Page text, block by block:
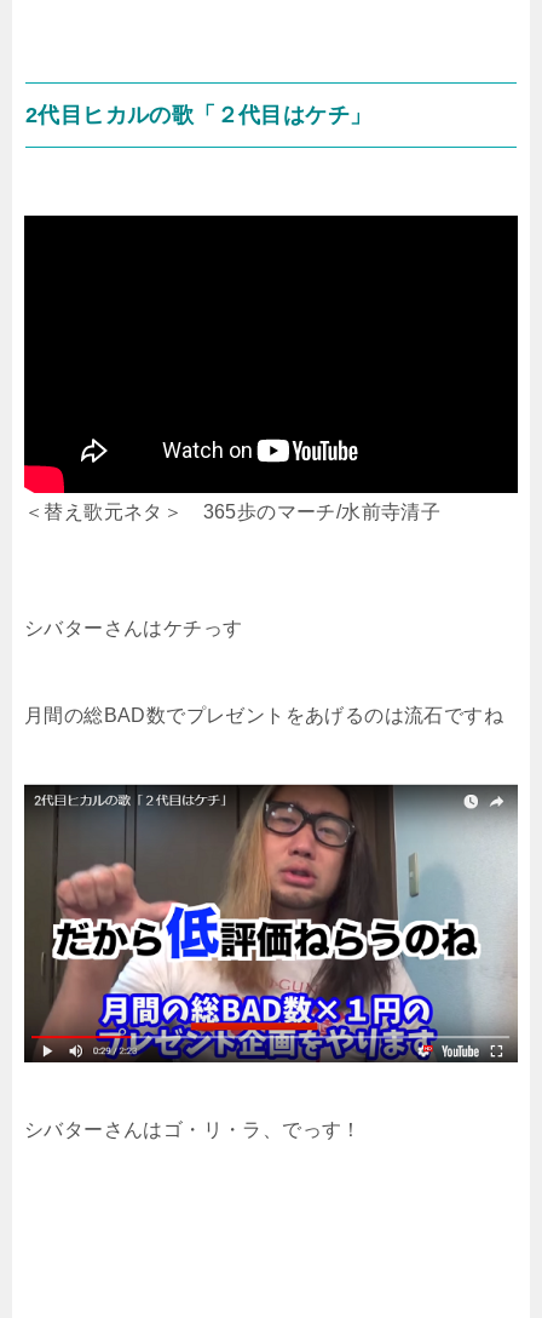
2代目ヒカルの歌「２代目はケチ」
＜替え歌元ネタ＞ 365歩のマーチ/水前寺清子
シバターさんはケチっす
月間の総BAD数でプレゼントをあげるのは流石ですね
シバターさんはゴ・リ・ラ、でっす！